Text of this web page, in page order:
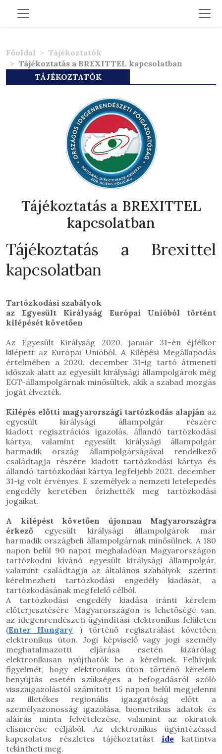
Főoldal
Tájékoztatók
Tájékoztatás a BREXITTEL kapcsolatban
TÁJÉKOZTATÓK
Tájékoztatás a BREXITTEL
kapcsolatban
Tájékoztatás a Brexittel
kapcsolatban
Tartózkodási szabályok
az Egyesült Királyság Európai Unióból történt
kilépését követően
Az Egyesült Királyság 2020. január 31-én éjfélkor
kilépett az Európai Unióból. A Kilépési Megállapodás
értelmében a 2020. december 31-ig tartó átmeneti
időszak alatt az egyesült királysági állampolgárok még
EGT-állampolgárnak minősültek, akik a szabad mozgás
jogát élvezték.
Kilépés előtti magyarországi tartózkodás alapján az
egyesült királysági állampolgár részére
kiadott regisztrációs igazolás, állandó tartózkodási
kártya, valamint egyesült királysági állampolgár
harmadik ország állampolgárságával rendelkező
családtagja részére kiadott tartózkodási kártya és
állandó tartózkodási kártya legfeljebb 2021. december
31-ig volt érvényes. E személyek a nemzeti letelepedés
engedély keretében őrizhették meg tartózkodási
jogaikat.
A kilépést követően újonnan Magyarországra
érkező egyesült királysági állampolgárok már
harmadik országbeli állampolgárnak minősülnek. A 180
napon belül 90 napot meghaladóan Magyarországon
tartózkodni kívánó egyesült királysági állampolgár,
valamint családtagja az általános szabályok
szerint
kérelmezheti tartózkodási engedély
kiadását, a
tartózkodásának megfelelő célból.
A tartózkodási engedély kiadása iránti kérelem
előterjesztésére Magyarországon is lehetősége van,
az idegenrendészeti ügyindítási elektronikus felületen
(Enter Hungary ) történő regisztrálást követően
elektronikus úton. Jogi képviselő vagy jogi személy
meghatalmazotti eljárása esetén kizárólag
elektronikusan nyújthatók be a kérelmek. Felhívjuk
figyelmét, hogy elektronikus úton történő kérelem
benyújtás esetén szükséges a befogadásról szóló
visszaigazolástól számított 15 napon belül megjelenni
az illetékes regionális igazgatóság előtt a
személyazonosság igazolása, biometrikus adatok és
aláírás minta felvételezése, valamint az okiratok
elismerése céljából. Az elektronikus ügyintézéssel
kapcsolatos részletes tájékoztatástide
kattintva
tekintheti meg.